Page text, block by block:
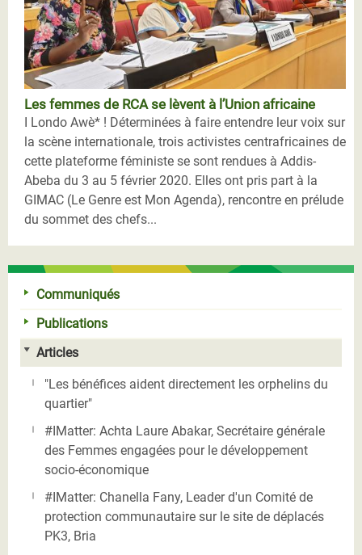
Les femmes de RCA se lèvent à l’Union africaine
I Londo Awè* ! Déterminées à faire entendre leur voix sur
la scène internationale, trois activistes centrafricaines de
cette plateforme féministe se sont rendues à Addis-
Abeba du 3 au 5 février 2020. Elles ont pris part à la
GIMAC (Le Genre est Mon Agenda), rencontre en prélude
du sommet des chefs...
Communiqués
Publications
Articles
"Les bénéfices aident directement les orphelins du
quartier"
#IMatter: Achta Laure Abakar, Secrétaire générale
des Femmes engagées pour le développement
socio-économique
#IMatter: Chanella Fany, Leader d'un Comité de
protection communautaire sur le site de déplacés
PK3, Bria